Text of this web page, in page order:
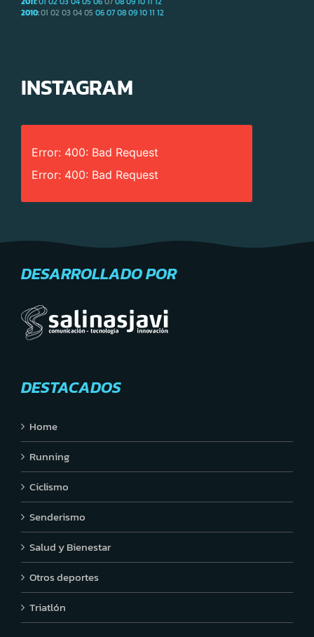
2010:01 02 03 0405 060708091011 12
INSTAGRAM
Error: 400: Bad Request
Error: 400: Bad Request
DESARROLLADO POR
DESTACADOS
Home
Running
Ciclismo
Senderismo
Salud y Bienestar
Otros deportes
Triatlón